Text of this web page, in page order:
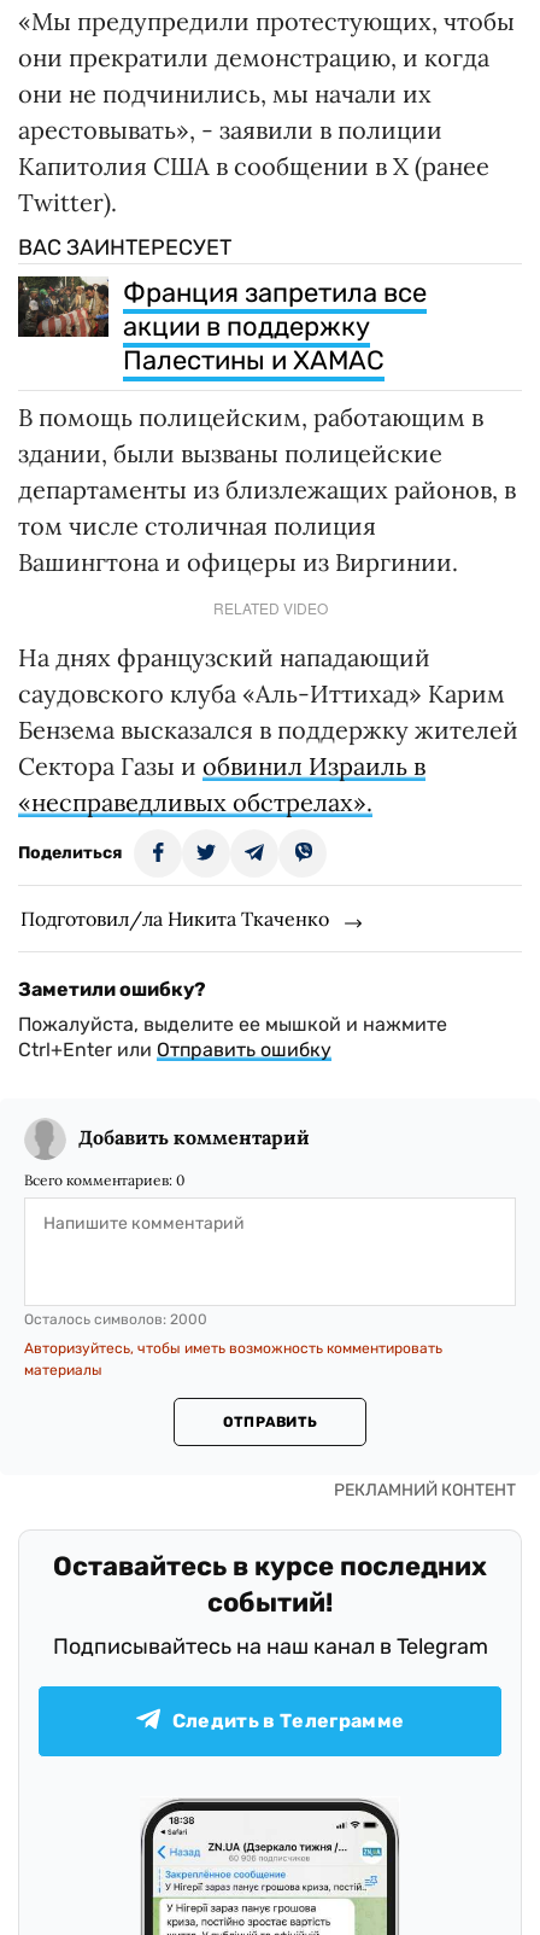
«Мы предупредили протестующих, чтобы
они прекратили демонстрацию, и когда
они не подчинились, мы начали их
арестовывать», - заявили в полиции
Капитолия США в сообщении в X (ранее
Twitter).
ВАС ЗАИНТЕРЕСУЕТ
Франция запретила все
акции в поддержку
Палестины и ХАМАС
В помощь полицейским, работающим в
здании, были вызваны полицейские
департаменты из близлежащих районов, в
том числе столичная полиция
Вашингтона и офицеры из Виргинии.
RELATED VIDEO
На днях французский нападающий
саудовского клуба «Аль-Иттихад» Карим
Бензема высказался в поддержку жителей
Сектора Газы и обвинил Израиль в
«несправедливых обстрелах».
Поделиться
Подготовил/ла Никита Ткаченко
Заметили ошибку?
Пожалуйста, выделите ее мышкой и нажмите
Ctrl+Enter или Отправить ошибку
Добавить комментарий
Всего комментариев: 0
Осталось символов: 2000
Авторизуйтесь, чтобы иметь возможность комментировать
материалы
ОТПРАВИТЬ
Оставайтесь в курсе последних
событий!
Подписывайтесь на наш канал в Telegram
Следить в Телеграмме